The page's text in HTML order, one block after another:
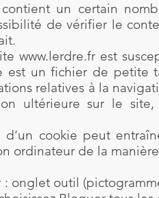
contient un certain
de vérifier le
www.lerdre.fr est
est un fichier de petite
relatives à la
ultérieure sur le
d’un cookie peut
ordinateur de la
: onglet outil